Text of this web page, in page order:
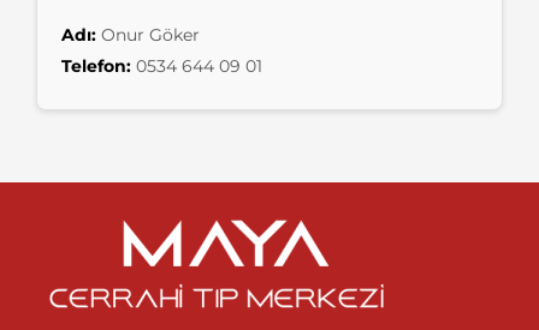
Adı: Onur Göker
Telefon: 0534 644 09 01